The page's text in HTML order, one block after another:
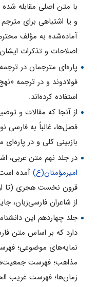
با متن اصلى مقابله
و یا اشتباهى براى
آماده‌شده به مؤلف
اصلاحات و تذکرات
پاره‌اى مترجمان در
فولادوند و در ترجمه
استفاده کرده‌اند.
از آنجا که مقالات و
فصل‌ها، غالباً به فارسى
بازبینى کلى و در
در جلد نهم متن عربى،
امیرمؤمنان(ع)آمده است
قرون نخست هجرى (تا
از شاعران فارسى‌زبان،
جلد چهاردهم این
دارد که بر اساس متن
نمایه‌هاى موضوعى؛
مذاهب؛ فهرست
زمان‌ها؛ فهرست غریب